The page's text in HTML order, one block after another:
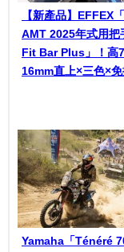
【新產品】EFFEX
AMT 2025年式用把
Fit Bar Plus」！高
16mm直上×三色×免
Yamaha「Ténéré